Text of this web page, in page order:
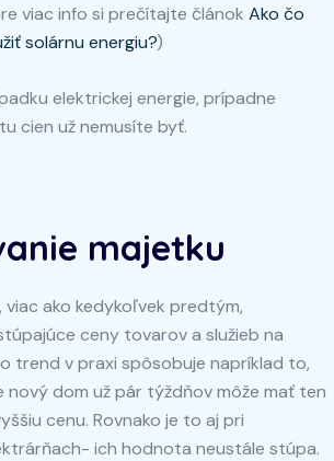
viac info si prečítajte článok Ako čo
solárnu energiu?)
elektrickej energie, prípadne
cien už nemusíte byť.
majetku
ako kedykoľvek predtým,
ceny tovarov a služieb na
trend v praxi spôsobuje napríklad to,
nový dom už pár týždňov môže mať ten
cenu. Rovnako je to aj pri
ich hodnota neustále stúpa.